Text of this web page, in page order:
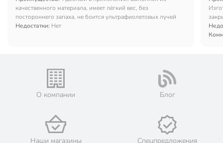
качественного материала, имеет лёгкий вес, без
постороннего запаха, не боится ультрафиолетовых лучей
Недостатки: Нет
О компании Блог
Наши магазины Спецпредложения